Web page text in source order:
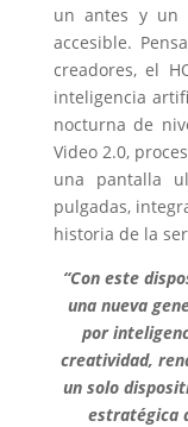
un antes y un
accesible.
creadores, el
inteligencia
nocturna de
Video 2.0,
una pantalla
pulgadas,
historia de la
“Con este
una nueva
por
creatividad,
un solo
estratégica